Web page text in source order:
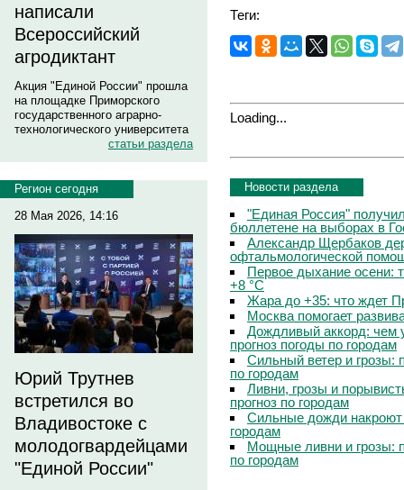
написали
Всероссийский
агродиктант
Акция "Единой России" прошла
на площадке Приморского
государственного аграрно-
технологического университета
статьи раздела
Регион сегодня
28 Мая 2026, 14:16
Юрий Трутнев
встретился во
Владивостоке с
молодогвардейцами
"Единой России"
Теги:
Loading...
Новости раздела
"Единая Россия"
бюллетене на выборах в
Александр Щербаков
офтальмологической
Первое дыхание осени:
+8 °C
Жара до +35: что ждет
Москва помогает
Дождливый аккорд: чем
прогноз погоды по городам
Сильный ветер и грозы:
по городам
Ливни, грозы и
прогноз по городам
Сильные дожди
городам
Мощные ливни и грозы:
по городам